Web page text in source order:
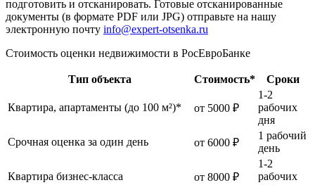
подготовить и отсканировать. Готовые отсканированные
документы (в формате PDF или JPG) отправьте на нашу
электронную почту info@expert-otsenka.ru
Стоимость оценки недвижимости в РосЕвроБанке
Тип объекта Стоимость* Сроки
Квартира, апартаменты (до 100 м²)* от 5000 ₽
1-2
рабочих
дня
Срочная оценка за один день
от 6000 ₽
1 рабочий
день
Квартира бизнес-класса от 8000 ₽
1-2
рабочих